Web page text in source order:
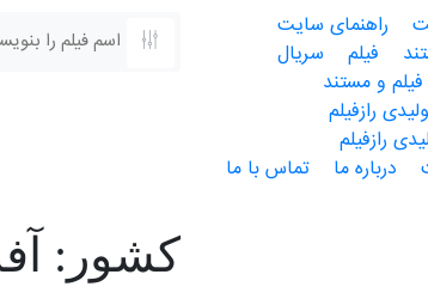
راهنمای سایت
فیلم
سریال
و مستند
رازفیلم
رازفیلم
درباره ما تماس با ما
کشور: